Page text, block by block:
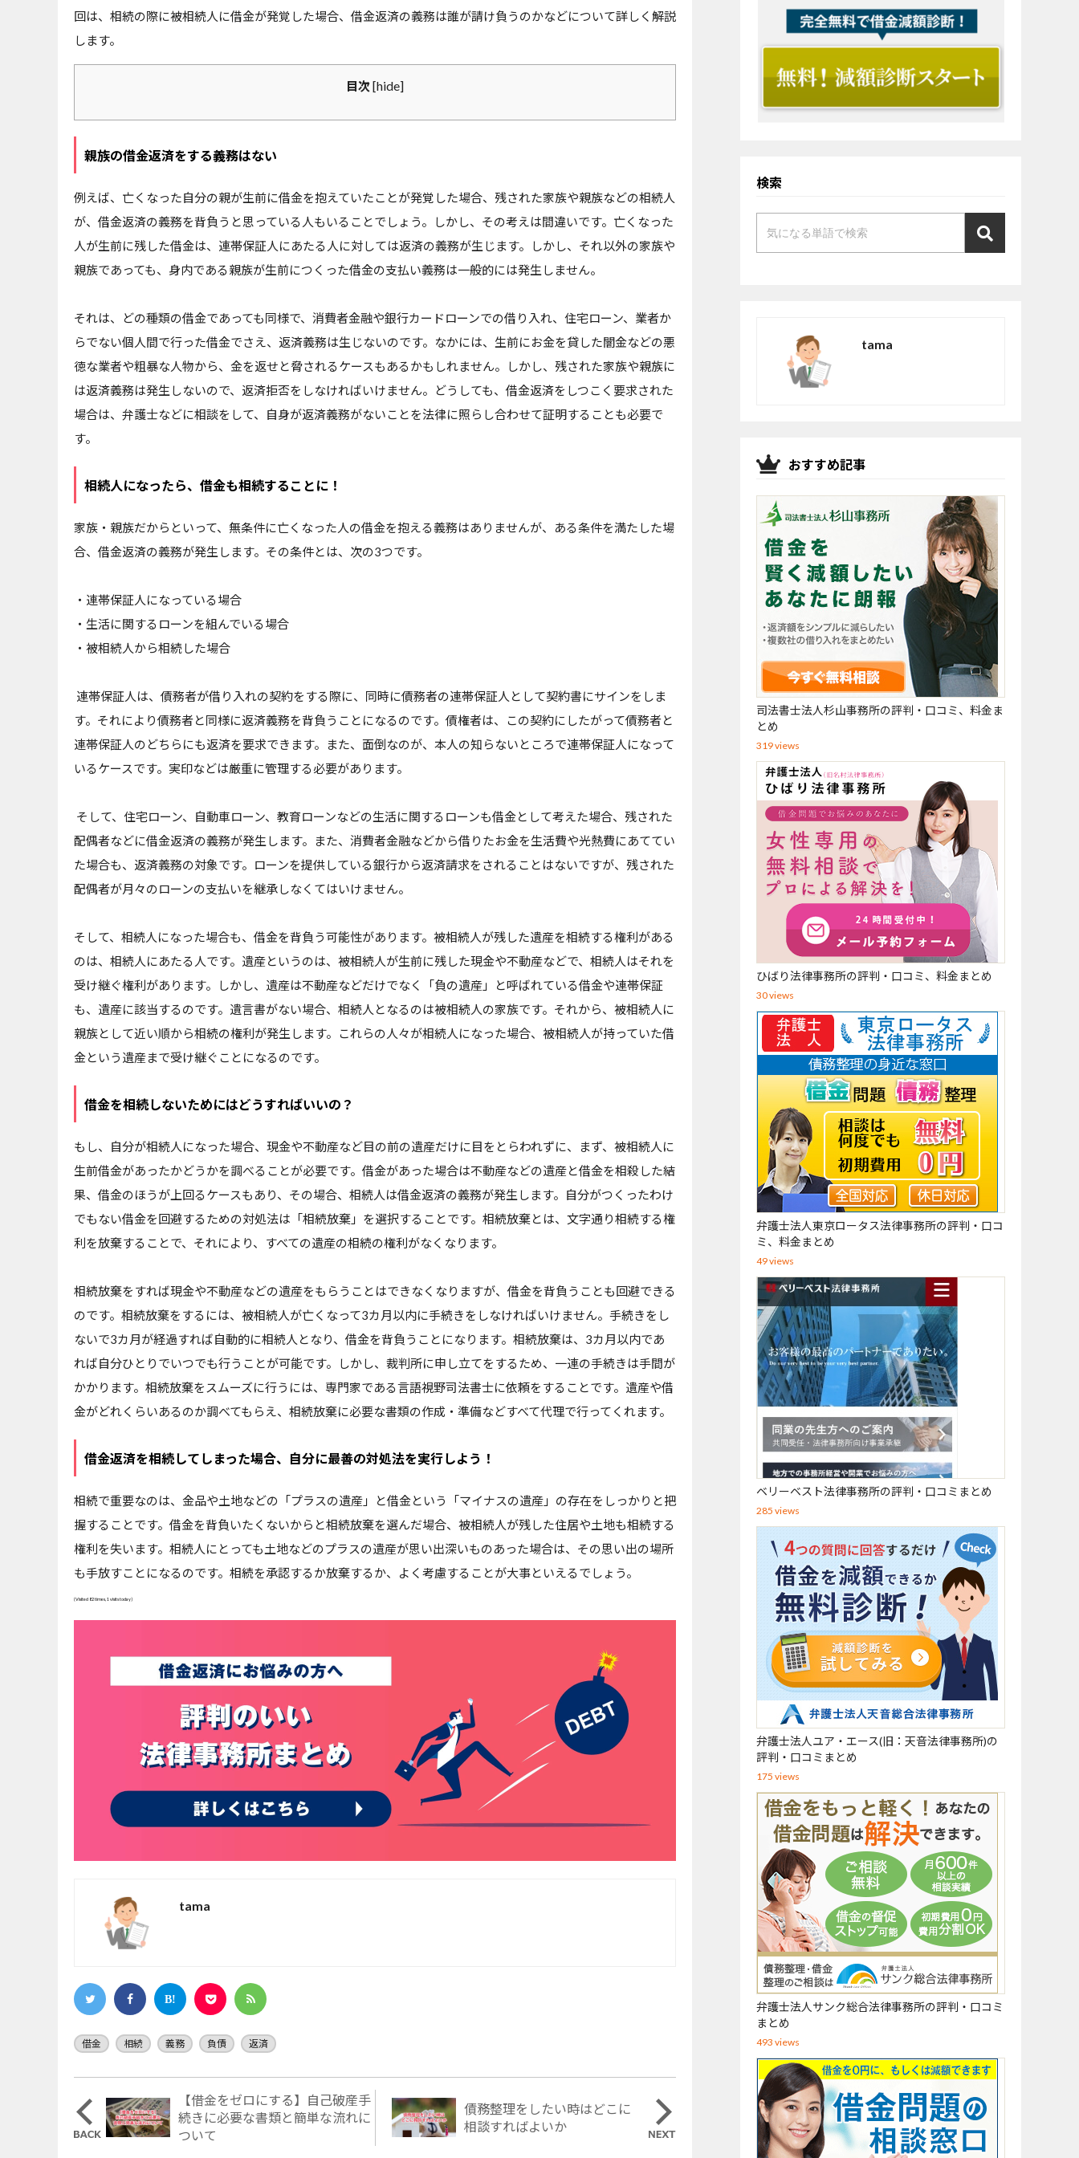
回は、相続の際に被相続人に借金が発覚した場合、借金返済の義務は誰が請け負うのかなどについて詳しく解説
します。
目次[hide]
親族の借金返済をする義務はない
例えば、亡くなった自分の親が生前に借金を抱えていたことが発覚した場合、残された家族や親族などの相続人
が、借金返済の義務を背負うと思っている人もいることでしょう。しかし、その考えは間違いです。亡くなった
人が生前に残した借金は、連帯保証人にあたる人に対しては返済の義務が生じます。しかし、それ以外の家族や
親族であっても、身内である親族が生前につくった借金の支払い義務は一般的には発生しません。
それは、どの種類の借金であっても同様で、消費者金融や銀行カードローンでの借り入れ、住宅ローン、業者か
らでない個人間で行った借金でさえ、返済義務は生じないのです。なかには、生前にお金を貸した闇金などの悪
徳な業者や粗暴な人物から、金を返せと脅されるケースもあるかもしれません。しかし、残された家族や親族に
は返済義務は発生しないので、返済拒否をしなければいけません。どうしても、借金返済をしつこく要求された
場合は、弁護士などに相談をして、自身が返済義務がないことを法律に照らし合わせて証明することも必要で
す。
相続人になったら、借金も相続することに！
家族・親族だからといって、無条件に亡くなった人の借金を抱える義務はありませんが、ある条件を満たした場
合、借金返済の義務が発生します。その条件とは、次の3つです。
・連帯保証人になっている場合
・生活に関するローンを組んでいる場合
・被相続人から相続した場合
連帯保証人は、債務者が借り入れの契約をする際に、同時に債務者の連帯保証人として契約書にサインをしま
す。それにより債務者と同様に返済義務を背負うことになるのです。債権者は、この契約にしたがって債務者と
連帯保証人のどちらにも返済を要求できます。また、面倒なのが、本人の知らないところで連帯保証人になって
いるケースです。実印などは厳重に管理する必要があります。
そして、住宅ローン、自動車ローン、教育ローンなどの生活に関するローンも借金として考えた場合、残された
配偶者などに借金返済の義務が発生します。また、消費者金融などから借りたお金を生活費や光熱費にあててい
た場合も、返済義務の対象です。ローンを提供している銀行から返済請求をされることはないですが、残された
配偶者が月々のローンの支払いを継承しなくてはいけません。
そして、相続人になった場合も、借金を背負う可能性があります。被相続人が残した遺産を相続する権利がある
のは、相続人にあたる人です。遺産というのは、被相続人が生前に残した現金や不動産などで、相続人はそれを
受け継ぐ権利があります。しかし、遺産は不動産などだけでなく「負の遺産」と呼ばれている借金や連帯保証
も、遺産に該当するのです。遺言書がない場合、相続人となるのは被相続人の家族です。それから、被相続人に
親族として近い順から相続の権利が発生します。これらの人々が相続人になった場合、被相続人が持っていた借
金という遺産まで受け継ぐことになるのです。
借金を相続しないためにはどうすればいいの？
もし、自分が相続人になった場合、現金や不動産など目の前の遺産だけに目をとらわれずに、まず、被相続人に
生前借金があったかどうかを調べることが必要です。借金があった場合は不動産などの遺産と借金を相殺した結
果、借金のほうが上回るケースもあり、その場合、相続人は借金返済の義務が発生します。自分がつくったわけ
でもない借金を回避するための対処法は「相続放棄」を選択することです。相続放棄とは、文字通り相続する権
利を放棄することで、それにより、すべての遺産の相続の権利がなくなります。
相続放棄をすれば現金や不動産などの遺産をもらうことはできなくなりますが、借金を背負うことも回避できる
のです。相続放棄をするには、被相続人が亡くなって3カ月以内に手続きをしなければいけません。手続きをし
ないで3カ月が経過すれば自動的に相続人となり、借金を背負うことになります。相続放棄は、3カ月以内であ
れば自分ひとりでいつでも行うことが可能です。しかし、裁判所に申し立てをするため、一連の手続きは手間が
かかります。相続放棄をスムーズに行うには、専門家である言語視野司法書士に依頼をすることです。遺産や借
金がどれくらいあるのか調べてもらえ、相続放棄に必要な書類の作成・準備などすべて代理で行ってくれます。
借金返済を相続してしまった場合、自分に最善の対処法を実行しよう！
相続で重要なのは、金品や土地などの「プラスの遺産」と借金という「マイナスの遺産」の存在をしっかりと把
握することです。借金を背負いたくないからと相続放棄を選んだ場合、被相続人が残した住居や土地も相続する
権利を失います。相続人にとっても土地などのプラスの遺産が思い出深いものあった場合は、その思い出の場所
も手放すことになるのです。相続を承認するか放棄するか、よく考慮することが大事といえるでしょう。
(Visited 82 times, 1 visits today)
tama
借金 相続 義務 負債 返済
【借金をゼロにする】自己破産手
続きに必要な書類と簡単な流れに
ついて
債務整理をしたい時はどこに
相談すればよいか
検索
tama
おすすめ記事
司法書士法人杉山事務所の評判・口コミ、料金ま
とめ
319 views
ひばり法律事務所の評判・口コミ、料金まとめ
30 views
弁護士法人東京ロータス法律事務所の評判・口コ
ミ、料金まとめ
49 views
ベリーベスト法律事務所の評判・口コミまとめ
285 views
弁護士法人ユア・エース(旧：天音法律事務所)の
評判・口コミまとめ
175 views
弁護士法人サンク総合法律事務所の評判・口コミ
まとめ
493 views